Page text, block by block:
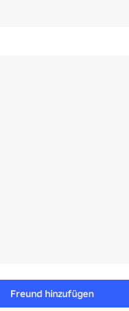
Freund hinzufügen